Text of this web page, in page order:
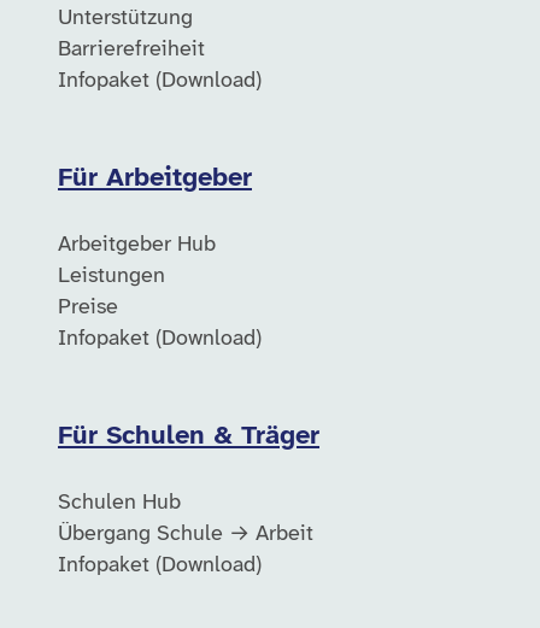
Unterstützung
Barrierefreiheit
Infopaket (Download)
Für Arbeitgeber
Arbeitgeber Hub
Leistungen
Preise
Infopaket (Download)
Für Schulen & Träger
Schulen Hub
Übergang Schule → Arbeit
Infopaket (Download)